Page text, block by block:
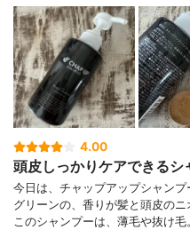
4.00
頭皮しっかりケアできるシ
今日は、チャップアップシャン
グリーンの、香りが髪と頭皮の
このシャンプーは、薄毛や抜け